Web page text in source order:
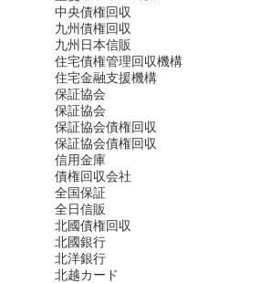
中央債権回収
九州債権回収
九州日本信販
住宅債権管理回収機構
住宅金融支援機構
保証協会
保証協会
保証協会債権回収
保証協会債権回収
信用金庫
債権回収会社
全国保証
全日信販
北國債権回収
北國銀行
北洋銀行
北越カード